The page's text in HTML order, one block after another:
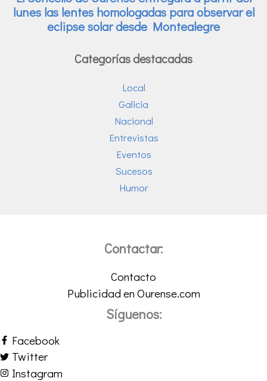
Categorías destacadas
Local
Galicia
Nacional
Entrevistas
Eventos
Sucesos
Humor
Contactar:
Contacto
Publicidad en Ourense.com
Síguenos:
Facebook
Twitter
Instagram